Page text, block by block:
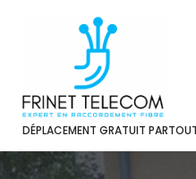
DÉPLACEMENT GRATUIT